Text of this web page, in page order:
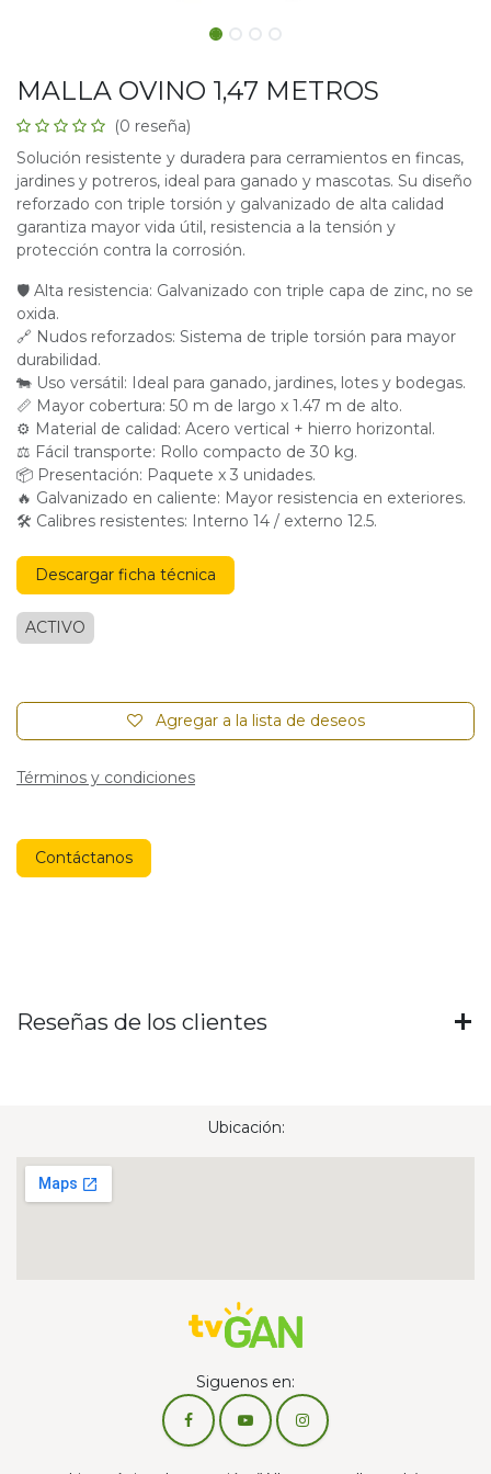
MALLA OVINO 1,47 METROS
(0 reseña)
Solución resistente y duradera para cerramientos en fincas,
jardines y potreros, ideal para ganado y mascotas. Su diseño
reforzado con triple torsión y galvanizado de alta calidad
garantiza mayor vida útil, resistencia a la tensión y
protección contra la corrosión.
🛡 Alta resistencia: Galvanizado con triple capa de zinc, no se
oxida.
🔗 Nudos reforzados: Sistema de triple torsión para mayor
durabilidad.
🐄 Uso versátil: Ideal para ganado, jardines, lotes y bodegas.
📏 Mayor cobertura: 50 m de largo x 1.47 m de alto.
⚙ Material de calidad: Acero vertical + hierro horizontal.
⚖ Fácil transporte: Rollo compacto de 30 kg.
📦 Presentación: Paquete x 3 unidades.
🔥 Galvanizado en caliente: Mayor resistencia en exteriores.
🛠 Calibres resistentes: Interno 14 / externo 12.5.
Descargar ficha técnica
ACTIVO
Agregar a la lista de deseos
Términos y condiciones
Contáctanos
Reseñas de los clientes
Ubicación:
Siguenos en: